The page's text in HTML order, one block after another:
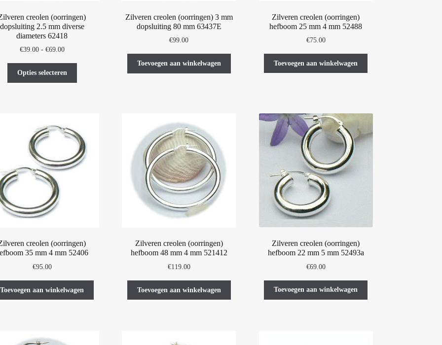
creolen (oorringen)
dopsluiting 2.5 mm diverse
diameters 62418
€39.00 - €69.00Prijsklasse:
tot
€69.00
Opties selecteren
optie
kan
gekozen
worden
Zilveren creolen (oorringen) 3 mm
dopsluiting 80 mm 63437E
€99.00
Toevoegen aan winkelwagen
Zilveren creolen (oorringen)
hefboom 25 mm 4 mm 52488
€75.00
Toevoegen aan winkelwagen
creolen (oorringen)
35 mm 4 mm 52406
€95.00
Toevoegen aan winkelwagen
Zilveren creolen (oorringen)
hefboom 48 mm 4 mm 521412
€119.00
Toevoegen aan winkelwagen
Zilveren creolen (oorringen)
hefboom 22 mm 5 mm 52493a
€69.00
Toevoegen aan winkelwagen